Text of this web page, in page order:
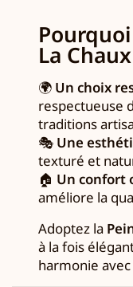
La
🌍 Un choix
respectueuse
traditions
🎭 Une
texturé et
🏠 Un confort
améliore la
Adoptez la
à la fois
harmonie